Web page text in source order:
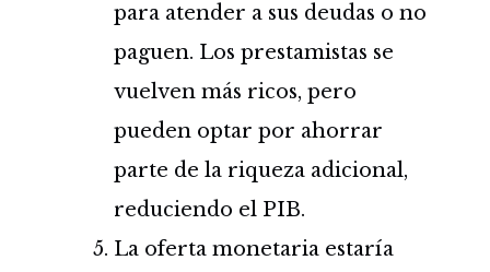
para atender a sus deudas o no
paguen. Los prestamistas se
vuelven más ricos, pero
pueden optar por ahorrar
parte de la riqueza adicional,
reduciendo el PIB.
La oferta monetaria estaría